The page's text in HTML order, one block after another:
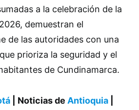
a la celebración de la
demuestran el
de las autoridades con una
prioriza la seguridad y el
de Cundinamarca.
| Noticias de Antioquia